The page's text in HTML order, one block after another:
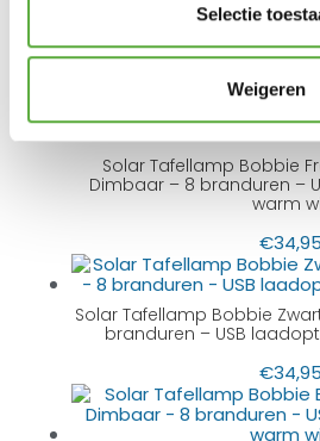
Selectie
Weigeren
BIJPASSENDE ACCESSOIRES EN
PRODUCTEN
Solar Tafellamp Bobbie
Dimbaar – 8 branduren –
warm
€34,95
Solar Tafellamp Bobbie
branduren – USB
€34,95